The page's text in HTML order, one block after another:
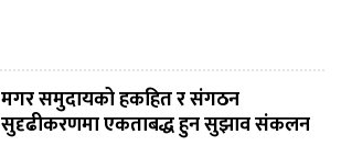
मगर समुदायको हकहित र संगठन
सुदृढीकरणमा एकताबद्ध हुन सुझाव संकलन